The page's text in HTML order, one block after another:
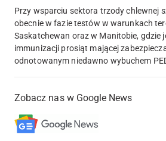
Przy wsparciu sektora trzody chlewnej
obecnie w fazie testów w warunkach
Saskatchewan oraz w Manitobie, gdzie
immunizacji prosiąt mającej
odnotowanym niedawno wybuchem
Zobacz nas w Google News